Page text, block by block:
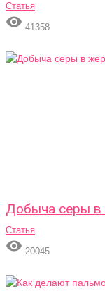
Статья
 41358
Добыча серы в
Статья
 20045